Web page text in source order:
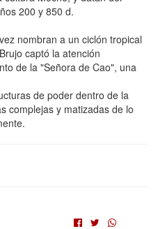
200 y 850 d.
nombran a un ciclón tropical
captó la atención
de la "Señora de Cao", una
de poder dentro de la
complejas y matizadas de lo